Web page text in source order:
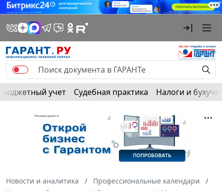
Бюджетный учет Судебная практика Налоги и
Новости и аналитика
Профессиональные календари